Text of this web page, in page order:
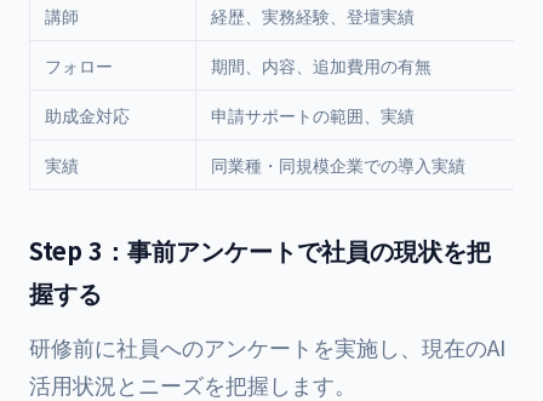
講師 経歴、実務経験、登壇実績
フォロー 期間、内容、追加費用の有無
助成金対応 申請サポートの範囲、実績
実績 同業種・同規模企業での導入実績
Step 3：事前アンケートで社員の現状を把
握する
研修前に社員へのアンケートを実施し、現在のAI
活用状況とニーズを把握します。